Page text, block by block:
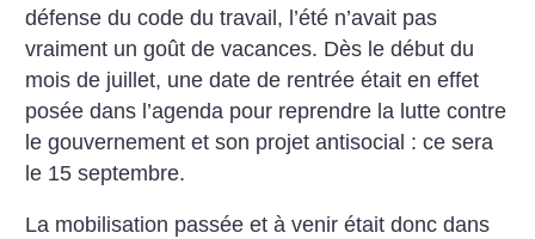
défense du code du travail, l’été n’avait pas
vraiment un goût de vacances. Dès le début du
mois de juillet, une date de rentrée était en effet
posée dans l’agenda pour reprendre la lutte contre
le gouvernement et son projet antisocial : ce sera
le 15 septembre.
La mobilisation passée et à venir était donc dans